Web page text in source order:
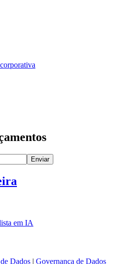
Enviar
em IA
Dados | Governança de Dados